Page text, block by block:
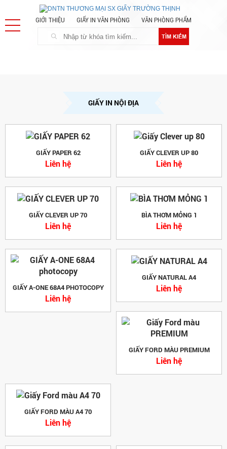
GIỚI THIỆU GIẤY IN VĂN PHÒNG VĂN PHÒNG PHẨM
TÌM KIẾM
GIẤY IN NỘI ĐỊA
GIẤY PAPER 62
Liên hệ
GIẤY CLEVER UP 80
Liên hệ
GIẤY CLEVER UP 70
Liên hệ
BÌA THƠM MỎNG 1
Liên hệ
GIẤY A-ONE 68A4 PHOTOCOPY
Liên hệ
GIẤY NATURAL A4
Liên hệ
GIẤY FORD MÀU PREMIUM
Liên hệ
GIẤY FORD MÀU A4 70
Liên hệ